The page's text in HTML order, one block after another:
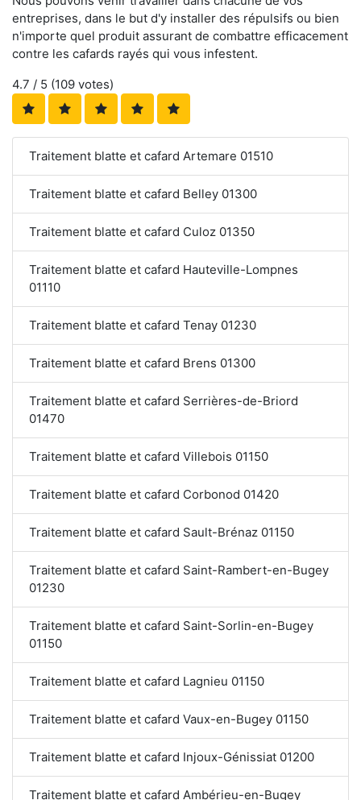
entreprises, dans le but d'y installer des répulsifs ou bien
n'importe quel produit assurant de combattre efficacement
contre les cafards rayés qui vous infestent.
4.7 / 5 (109 votes)
Traitement blatte et cafard Artemare 01510
Traitement blatte et cafard Belley 01300
Traitement blatte et cafard Culoz 01350
Traitement blatte et cafard Hauteville-Lompnes
01110
Traitement blatte et cafard Tenay 01230
Traitement blatte et cafard Brens 01300
Traitement blatte et cafard Serrières-de-Briord
01470
Traitement blatte et cafard Villebois 01150
Traitement blatte et cafard Corbonod 01420
Traitement blatte et cafard Sault-Brénaz 01150
Traitement blatte et cafard Saint-Rambert-en-Bugey
01230
Traitement blatte et cafard Saint-Sorlin-en-Bugey
01150
Traitement blatte et cafard Lagnieu 01150
Traitement blatte et cafard Vaux-en-Bugey 01150
Traitement blatte et cafard Injoux-Génissiat 01200
Traitement blatte et cafard Ambérieu-en-Bugey